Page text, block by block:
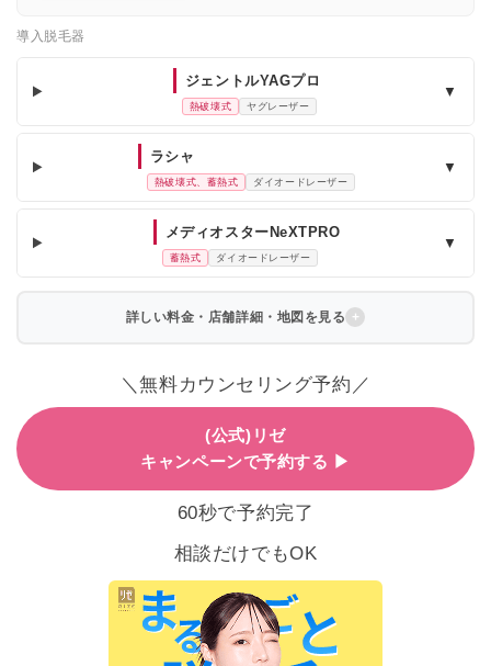
導入脱毛器
ジェントルYAGプロ
熱破壊式 ヤグレーザー
▼
ラシャ
熱破壊式、蓄熱式 ダイオードレーザー
▼
メディオスターNeXTPRO
蓄熱式 ダイオードレーザー
▼
詳しい料金・店舗詳細・地図を見る
＼無料カウンセリング予約／
(公式)リゼ
キャンペーンで予約する ▶
60秒で予約完了
相談だけでもOK